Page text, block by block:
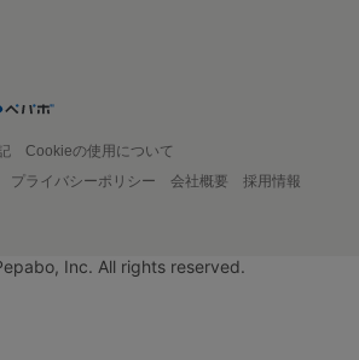
Cookieの使用について
プライバシーポリシー 会社概要
採用情報
Inc. All rights reserved.